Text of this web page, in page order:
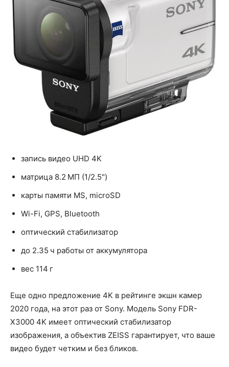
запись видео UHD 4K
матрица 8.2 МП (1/2.5")
карты памяти MS, microSD
Wi-Fi, GPS, Bluetooth
оптический стабилизатор
до 2.35 ч работы от аккумулятора
вес 114 г
Еще одно предложение 4K в рейтинге экшн камер
2020 года, на этот раз от Sony. Модель Sony FDR-
X3000 4K имеет оптический стабилизатор
изображения, а объектив ZEISS гарантирует, что ваше
видео будет четким и без бликов.